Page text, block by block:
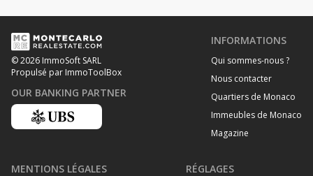
© 2026 ImmoSoft SARL
Propulsé par ImmoToolBox
OUR BANKING PARTNER
INFORMATIONS
Qui sommes-nous ?
Nous contacter
Quartiers de Monaco
Immeubles de Monaco
Magazine
MENTIONS LÉGALES RÉGLAGES